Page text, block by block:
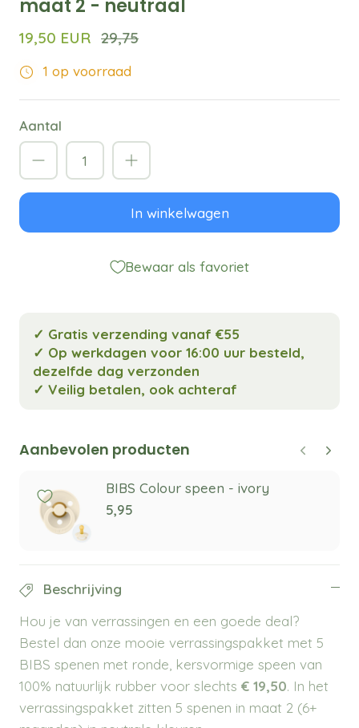
maat 2 - neutraal
19,50 EUR 29,75
1 op voorraad
Aantal
In winkelwagen
Bewaar als favoriet
✓ Gratis verzending vanaf €55
✓ Op werkdagen voor 16:00 uur besteld,
dezelfde dag verzonden
✓ Veilig betalen, ook achteraf
Aanbevolen producten
BIBS Colour speen - ivory
5,95
Beschrijving
Hou je van verrassingen en een goede deal?
Bestel dan onze mooie verrassingspakket met 5
BIBS spenen met ronde, kersvormige speen van
100% natuurlijk rubber voor slechts € 19,50. In het
verrassingspakket zitten 5 spenen in maat 2 (6+